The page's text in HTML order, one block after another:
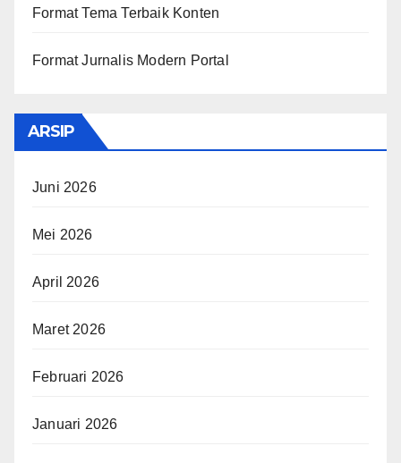
Format Tema Terbaik Konten
Format Jurnalis Modern Portal
ARSIP
Juni 2026
Mei 2026
April 2026
Maret 2026
Februari 2026
Januari 2026